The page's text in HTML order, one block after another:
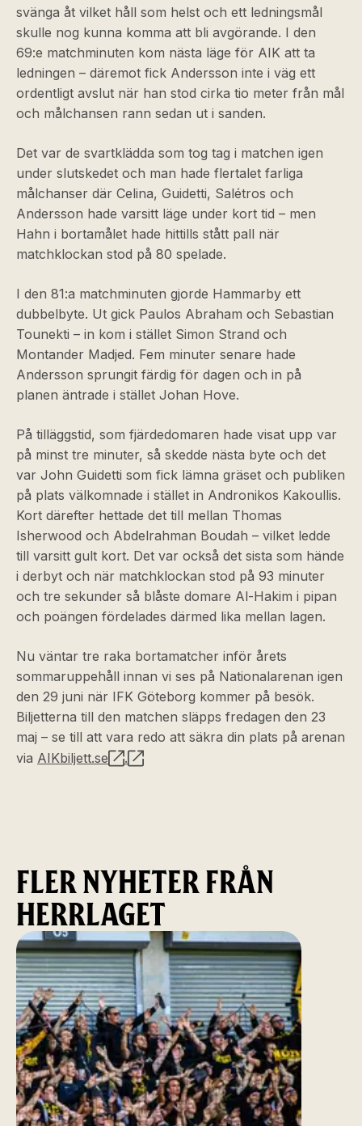
svänga åt vilket håll som helst och ett ledningsmål
skulle nog kunna komma att bli avgörande. I den
69:e matchminuten kom nästa läge för AIK att ta
ledningen – däremot fick Andersson inte i väg ett
ordentligt avslut när han stod cirka tio meter från mål
och målchansen rann sedan ut i sanden.
Det var de svartklädda som tog tag i matchen igen
under slutskedet och man hade flertalet farliga
målchanser där Celina, Guidetti, Salétros och
Andersson hade varsitt läge under kort tid – men
Hahn i bortamålet hade hittills stått pall när
matchklockan stod på 80 spelade.
I den 81:a matchminuten gjorde Hammarby ett
dubbelbyte. Ut gick Paulos Abraham och Sebastian
Tounekti – in kom i stället Simon Strand och
Montander Madjed. Fem minuter senare hade
Andersson sprungit färdig för dagen och in på
planen äntrade i stället Johan Hove.
På tilläggstid, som fjärdedomaren hade visat upp var
på minst tre minuter, så skedde nästa byte och det
var John Guidetti som fick lämna gräset och publiken
på plats välkomnade i stället in Andronikos Kakoullis.
Kort därefter hettade det till mellan Thomas
Isherwood och Abdelrahman Boudah – vilket ledde
till varsitt gult kort. Det var också det sista som hände
i derbyt och när matchklockan stod på 93 minuter
och tre sekunder så blåste domare Al-Hakim i pipan
och poängen fördelades därmed lika mellan lagen.
Nu väntar tre raka bortamatcher inför årets
sommaruppehåll innan vi ses på Nationalarenan igen
den 29 juni när IFK Göteborg kommer på besök.
Biljetterna till den matchen släpps fredagen den 23
maj – se till att vara redo att säkra din plats på arenan
via AIKbiljett.se .
FLER NYHETER FRÅN
HERRLAGET